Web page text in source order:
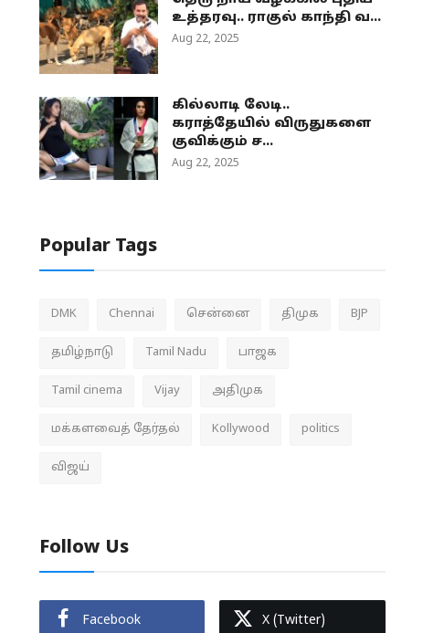
உத்தரவு.. ராகுல் காந்தி வ...
Aug 22, 2025
கில்லாடி லேடி..
கராத்தேயில் விருதுகளை
குவிக்கும் ச...
Aug 22, 2025
Popular Tags
DMK Chennai சென்னை திமுக BJP
தமிழ்நாடு Tamil Nadu பாஜக
Tamil cinema Vijay அதிமுக
மக்களவைத் தேர்தல் Kollywood politics
விஜய்
Follow Us
Facebook X (Twitter)